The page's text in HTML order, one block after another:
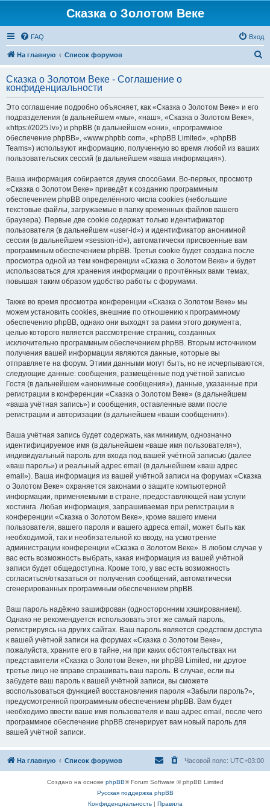
Сказка о Золотом Веке
FAQ Вход
На главную Список форумов
с
Сказка о Золотом Веке - Соглашение о
конфиденциальности
Это соглашение подробно объясняет, как «Сказка о Золотом Веке» и его
подразделения (в дальнейшем «мы», «наш», «Сказка о Золотом Веке»,
«https://2025.lv») и phpBB (в дальнейшем «они», «программное
обеспечение phpBB», «www.phpbb.com», «phpBB Limited», «phpBB
Teams») используют информацию, полученную во время любой из ваших
пользовательских сессий (в дальнейшем «ваша информация»).
Ваша информация собирается двумя способами. Во-первых, просмотр
«Сказка о Золотом Веке» приведёт к созданию программным
обеспечением phpBB определённого числа cookies (небольшие
текстовые файлы, загружаемые в папку временных файлов вашего
браузера). Первые две cookie содержат только идентификатор
пользователя (в дальнейшем «user-id») и идентификатор анонимной
сессии (в дальнейшем «session-id»), автоматически присвоенные вам
программным обеспечением phpBB. Третья cookie будет создана после
просмотра одной из тем конференции «Сказка о Золотом Веке» и будет
использоваться для хранения информации о прочтённых вами темах,
повышая таким образом удобство работы с форумами.
Также во время просмотра конференции «Сказка о Золотом Веке» мы
можем установить cookies, внешние по отношению к программному
обеспечению phpBB, однако они выходят за рамки этого документа,
целью которого является рассмотрение страниц, созданных
исключительно программным обеспечением phpBB. Вторым источником
получения вашей информации являются данные, которые вы
отправляете на форум. Этими данными могут быть, но не исчерпываются,
следующие данные: сообщения, размещённые под учётной записью
Гостя (в дальнейшем «анонимные сообщения»), данные, указанные при
регистрации в конференции «Сказка о Золотом Веке» (в дальнейшем
«ваша учётная запись») и сообщения, оставленные вами после
регистрации и авторизации (в дальнейшем «ваши сообщения»).
Ваша учётная запись будет содержать, как минимум, однозначно
идентифицируемое имя (в дальнейшем «ваше имя пользователя»),
индивидуальный пароль для входа под вашей учётной записью (далее
«ваш пароль») и реальный адрес email (в дальнейшем «ваш адрес
email»). Ваша информация из вашей учётной записи на форумах «Сказка
о Золотом Веке» охраняется законами о защите компьютерной
информации, применяемыми в стране, предоставляющей нам услуги
хостинга. Любая информация, запрашиваемая при регистрации в
конференции «Сказка о Золотом Веке», кроме вашего имени
пользователя, вашего пароля и вашего адреса email, может быть как
необходимой, так и необязательной ко вводу, на усмотрение
администрации конференции «Сказка о Золотом Веке». В любом случае у
вас есть возможность выбрать, какая информация из вашей учётной
записи будет общедоступна. Кроме того, у вас есть возможность
согласиться/отказаться от получения сообщений, автоматически
сгенерированных программным обеспечением phpBB.
Ваш пароль надёжно зашифрован (односторонним хэшированием).
Однако не рекомендуется использовать этот же самый пароль,
регистрируясь на других сайтах. Ваш пароль является средством доступа
к вашей учётной записи на форумах «Сказка о Золотом Веке»,
пожалуйста, храните его в тайне, ни при каких обстоятельствах ни
представители «Сказка о Золотом Веке», ни phpBB Limited, ни другое
третье лицо не вправе спрашивать ваш пароль. В случае, если вы
забудете ваш пароль к вашей учётной записи, вы сможете
воспользоваться функцией восстановления пароля «Забыли пароль?»,
предусмотренной программным обеспечением phpBB. Вам будет
необходимо ввести ваше имя пользователя и ваш адрес email, после чего
программное обеспечение phpBB сгенерирует вам новый пароль для
вашей учётной записи.
На главную Список форумов Часовой пояс: UTC+03:00
Создано на основе phpBB® Forum Software © phpBB Limited
Русская поддержка phpBB
Конфиденциальность| Правила